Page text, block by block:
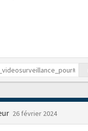
26 février 2024